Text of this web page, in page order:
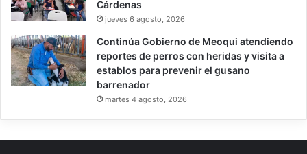
Cárdenas
jueves 6 agosto, 2026
Continúa Gobierno de Meoqui atendiendo
reportes de perros con heridas y visita a
establos para prevenir el gusano
barrenador
martes 4 agosto, 2026